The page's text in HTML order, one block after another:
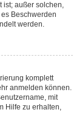
ist; außer solchen,
Beschwerden
werden.
komplett
anmelden können.
mit
Hilfe zu erhalten,